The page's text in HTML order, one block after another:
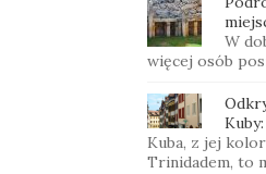
W
więcej osób
Kuba, z jej
Trinidadem, to